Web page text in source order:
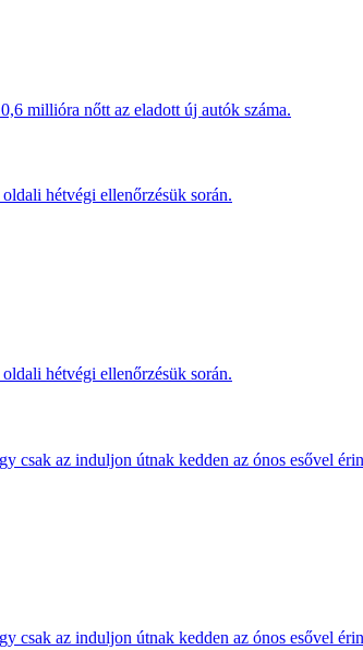
millióra nőtt az eladott új autók száma.
hétvégi ellenőrzésük során.
hétvégi ellenőrzésük során.
az induljon útnak kedden az ónos esővel
az induljon útnak kedden az ónos esővel